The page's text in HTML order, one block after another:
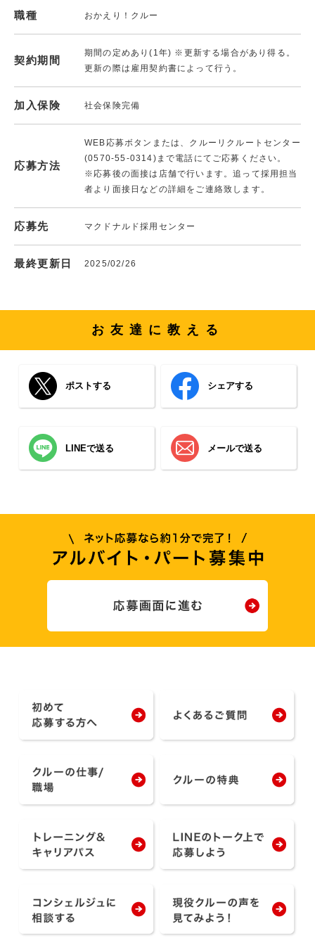
職種 おかえり！クルー
契約期間
期間の定めあり(1年) ※更新する場合があり得る。
更新の際は雇用契約書によって行う。
加入保険 社会保険完備
応募方法
WEB応募ボタンまたは、クルーリクルートセンター
(0570-55-0314)まで電話にてご応募ください。
※応募後の面接は店舗で行います。追って採用担当
者より面接日などの詳細をご連絡致します。
応募先 マクドナルド採用センター
最終更新日 2025/02/26
お友達に教える
ポストする シェアする
LINEで送る メールで送る